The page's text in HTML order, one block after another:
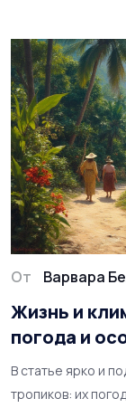
От Варвара
Жизнь и
погода и
В статье ярко и
тропиков: их